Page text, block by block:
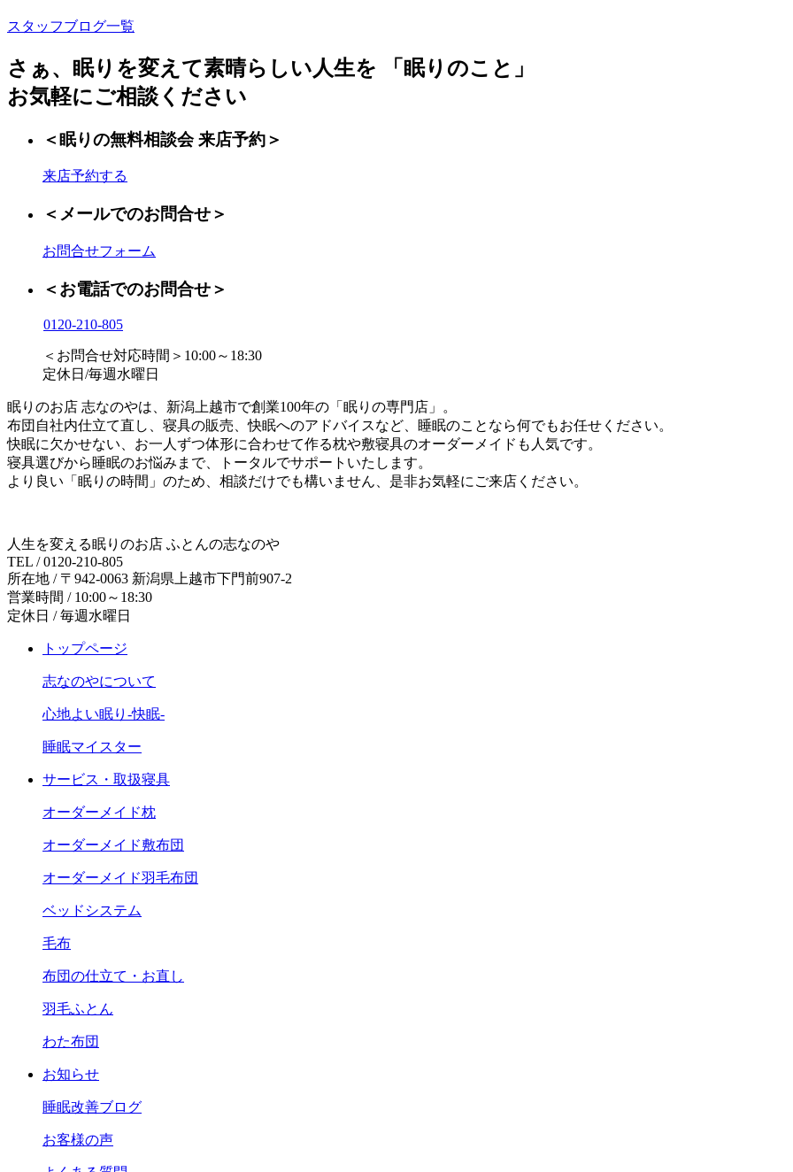
スタッフブログ一覧
さぁ、眠りを変えて素晴らしい人生を
「眠りのこと」
お気軽にご相談ください
＜眠りの無料相談会 来店予約＞
来店予約する
＜メールでのお問合せ＞
お問合せフォーム
＜お電話でのお問合せ＞
0120-210-805
＜お問合せ対応時間＞10:00～18:30
定休日/毎週水曜日
眠りのお店 志なのやは、新潟上越市で創業100年の「眠りの専門店」。
布団自社内仕立て直し、寝具の販売、快眠へのアドバイスなど、睡眠のことなら何でもお任せください。
快眠に欠かせない、お一人ずつ体形に合わせて作る枕や敷寝具のオーダーメイドも人気です。
寝具選びから睡眠のお悩みまで、トータルでサポートいたします。
より良い「眠りの時間」のため、相談だけでも構いません、是非お気軽にご来店ください。
人生を変える眠りのお店 ふとんの志なのや
TEL / 0120-210-805
所在地 / 〒942-0063 新潟県上越市下門前907-2
営業時間 / 10:00～18:30
定休日 / 毎週水曜日
トップページ
志なのやについて
心地よい眠り-快眠-
睡眠マイスター
サービス・取扱寝具
オーダーメイド枕
オーダーメイド敷布団
オーダーメイド羽毛布団
ベッドシステム
毛布
布団の仕立て・お直し
羽毛ふとん
わた布団
お知らせ
睡眠改善ブログ
お客様の声